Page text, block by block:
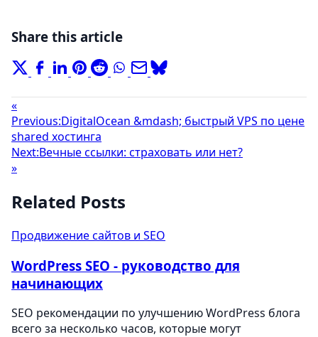
Share this article
«
Previous:DigitalOcean &mdash; быстрый VPS по цене
shared хостинга
Next:Вечные ссылки: страховать или нет?
»
Related Posts
Продвижение сайтов и SEO
WordPress SEO - руководство для
начинающих
SEO рекомендации по улучшению WordPress блога
всего за несколько часов, которые могут